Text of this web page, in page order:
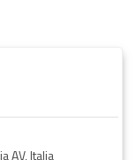
AV, Italia